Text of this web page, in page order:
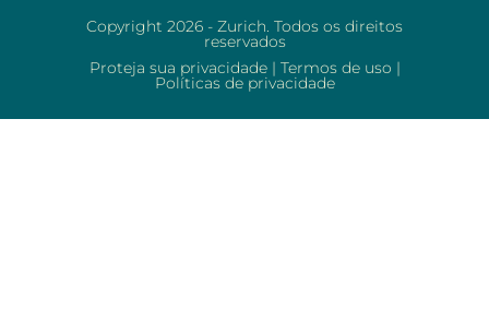
Copyright 2026 - Zurich. Todos os direitos
reservados
Proteja sua privacidade | Termos de uso |
Políticas de privacidade